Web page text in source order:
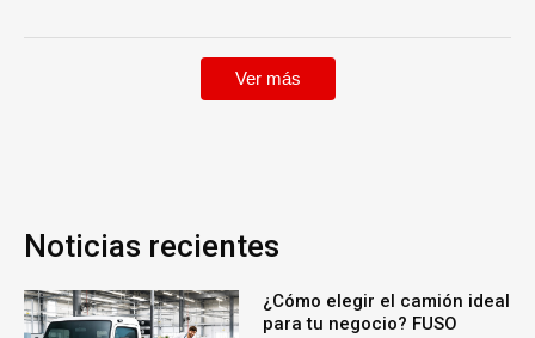
Ver más
Noticias recientes
¿Cómo elegir el camión ideal
para tu negocio? FUSO